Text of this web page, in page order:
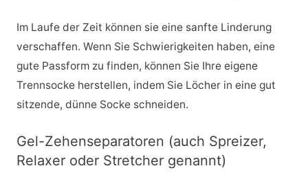
Im Laufe der Zeit können sie eine sanfte Linderung
verschaffen. Wenn Sie Schwierigkeiten haben, eine
gute Passform zu finden, können Sie Ihre eigene
Trennsocke herstellen, indem Sie Löcher in eine gut
sitzende, dünne Socke schneiden.
Gel-Zehenseparatoren (auch Spreizer,
Relaxer oder Stretcher genannt)